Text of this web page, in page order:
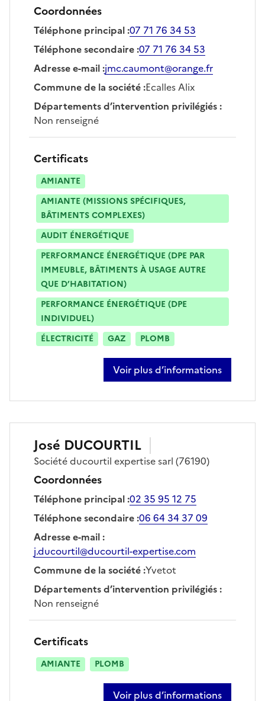
Coordonnées
Téléphone principal:07 71 76 34 53
Téléphone secondaire:07 71 76 34 53
Adresse e-mail:jmc.caumont@orange.fr
Commune de la société:Ecalles Alix
Départements d’intervention privilégiés:
Non renseigné
Certificats
AMIANTE
AMIANTE (MISSIONS SPÉCIFIQUES,
BÂTIMENTS COMPLEXES)
AUDIT ÉNERGÉTIQUE
PERFORMANCE ÉNERGÉTIQUE (DPE PAR
IMMEUBLE, BÂTIMENTS À USAGE AUTRE
QUE D’HABITATION)
PERFORMANCE ÉNERGÉTIQUE (DPE
INDIVIDUEL)
ÉLECTRICITÉ
GAZ PLOMB
Voir plus d’informations
sur jean-michel caumont
José DUCOURTIL
Sociétéducourtil expertise sarl (76190)
Coordonnées
Téléphone principal:02 35 95 12 75
Téléphone secondaire:06 64 34 37 09
Adresse e-mail:
j.ducourtil@ducourtil-expertise.com
Commune de la société:Yvetot
Départements d’intervention privilégiés:
Non renseigné
Certificats
AMIANTE PLOMB
Voir plus d’informations